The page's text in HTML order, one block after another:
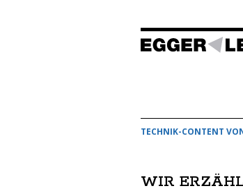
TECHNIK-CONTENT
WIR